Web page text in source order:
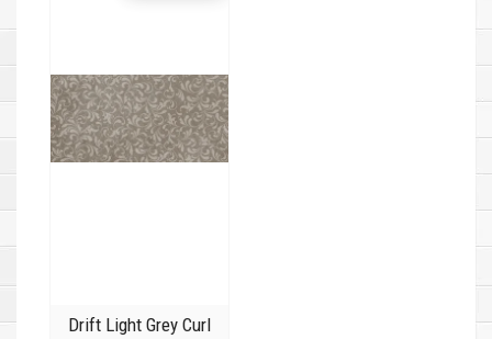
Drift Light Grey Curl